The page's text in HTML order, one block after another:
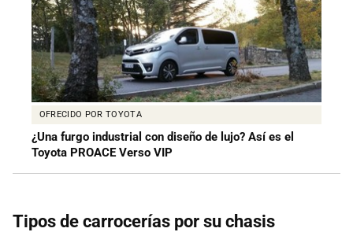
OFRECIDO POR TOYOTA
¿Una furgo industrial con diseño de lujo? Así es el
Toyota PROACE Verso VIP
Tipos de carrocerías por su chasis